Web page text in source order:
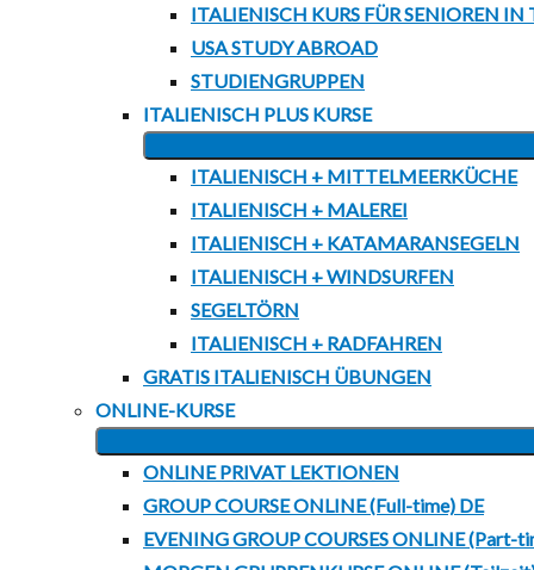
ITALIENISCH KURS FÜR SENIOREN IN
USA STUDY ABROAD
STUDIENGRUPPEN
ITALIENISCH PLUS KURSE
ITALIENISCH + MITTELMEERKÜCHE
ITALIENISCH + MALEREI
ITALIENISCH + KATAMARANSEGELN
ITALIENISCH + WINDSURFEN
SEGELTÖRN
ITALIENISCH + RADFAHREN
GRATIS ITALIENISCH ÜBUNGEN
ONLINE-KURSE
ONLINE PRIVAT LEKTIONEN
GROUP COURSE ONLINE (Full-time) DE
EVENING GROUP COURSES ONLINE (Part-